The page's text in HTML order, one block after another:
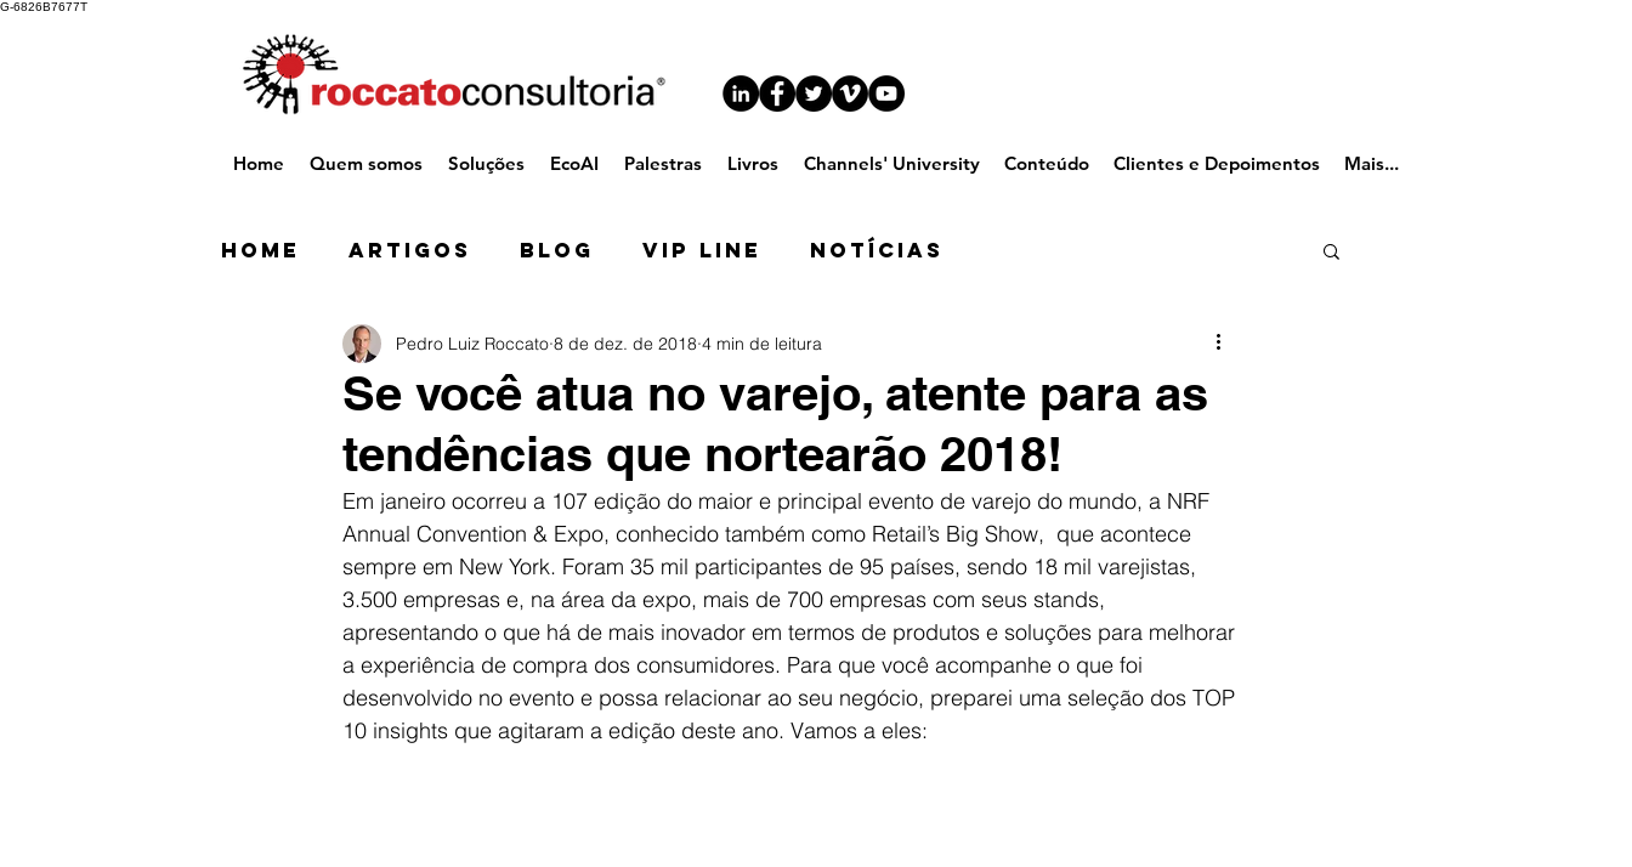
G-6826B7677T
Home Quem somos Soluções EcoAI Palestras Livros Channels' University Conteúdo Clientes e Depoimentos Mais...
Home Artigos Blog VIP Line Notícias
Se você atua no varejo, atente para as
tendências que nortearão 2018!
Pedro Luiz Roccato 8 de dez. de 2018 4 min de leitura
Em janeiro ocorreu a 107 edição do maior e principal evento de varejo do mundo, a NRF
Annual Convention & Expo, conhecido também como Retail’s Big Show,  que acontece
sempre em New York. Foram 35 mil participantes de 95 países, sendo 18 mil varejistas,
3.500 empresas e, na área da expo, mais de 700 empresas com seus stands,
apresentando o que há de mais inovador em termos de produtos e soluções para melhorar
a experiência de compra dos consumidores. Para que você acompanhe o que foi
desenvolvido no evento e possa relacionar ao seu negócio, preparei uma seleção dos TOP
10 insights que agitaram a edição deste ano. Vamos a eles: